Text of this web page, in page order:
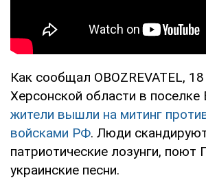
Как сообщал OBOZREVATEL,
Херсонской области в поселке
жители вышли на митинг
войсками РФ. Люди
патриотические лозунги, поют
украинские песни.